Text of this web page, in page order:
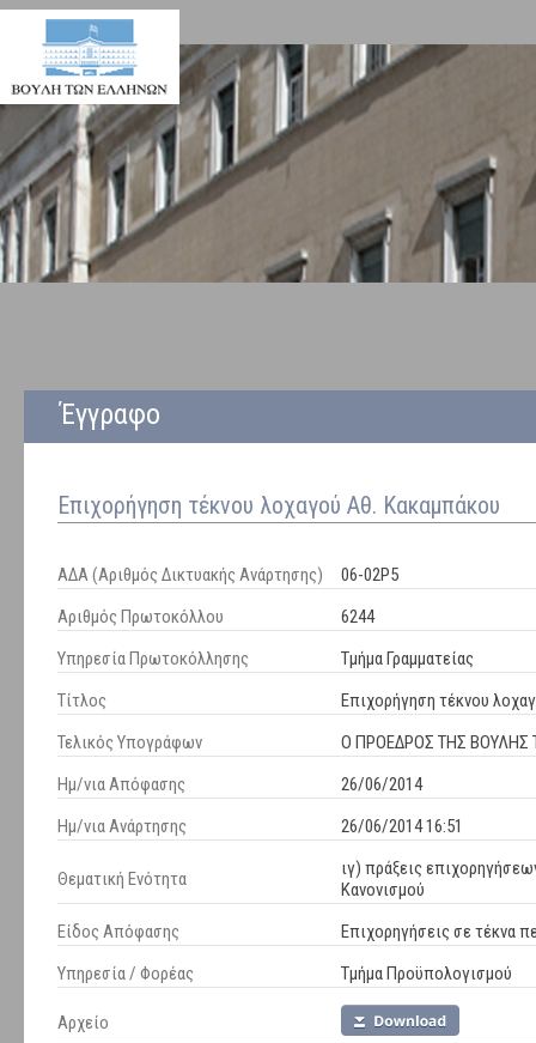
Έγγραφο
Επιχορήγηση τέκνου λοχαγού Αθ. Κακαμπάκου
ΑΔΑ (Αριθμός Δικτυακής Ανάρτησης)
06-02Ρ5
Αριθμός Πρωτοκόλλου
6244
Υπηρεσία Πρωτοκόλλησης
Τμήμα Γραμματείας
Τίτλος
Επιχορήγηση τέκνου
Τελικός Υπογράφων
Ο ΠΡΟΕΔΡΟΣ ΤΗΣ ΒΟΥΛΗΣ
Ημ/νια Απόφασης
26/06/2014
Ημ/νια Ανάρτησης
26/06/2014 16:51
Θεματική Ενότητα
ιγ) πράξεις
Κανονισμού
Είδος Απόφασης
Επιχορηγήσεις σε τέκνα
Υπηρεσία / Φορέας
Τμήμα Προϋπολογισμού
Αρχείο